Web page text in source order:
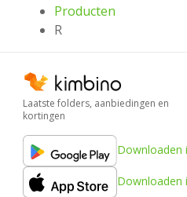
Producten
R
Laatste folders, aanbiedingen en
kortingen
Downloaden
Downloaden